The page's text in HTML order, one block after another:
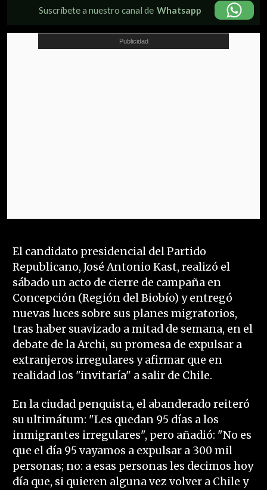
Suscríbete a nuestro canal de Whatsapp
El candidato presidencial del Partido
Republicano, José Antonio Kast, realizó el
sábado un acto de cierre de campaña en
Concepción (Región del Biobío) y entregó
nuevas luces sobre sus planes migratorios,
tras haber suavizado a mitad de semana, en el
debate de la Archi, su promesa de expulsar a
extranjeros irregulares y afirmar que en
realidad los "invitaría" a salir de Chile.
En la ciudad penquista, el abanderado reiteró
su ultimátum: "Les quedan 95 días a los
inmigrantes irregulares", pero añadió: "No es
que el día 95 vayamos a expulsar a 300 mil
personas; no: a esas personas les decimos hoy
día que, si quieren alguna vez volver a Chile y